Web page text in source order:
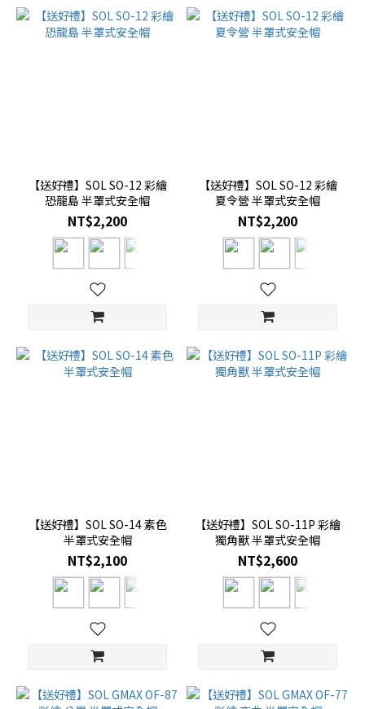
【送好禮】SOL SO-12 彩繪
恐龍島 半罩式安全帽
NT$2,200
【送好禮】SOL SO-12 彩繪
夏令營 半罩式安全帽
NT$2,200
【送好禮】SOL SO-14 素色
半罩式安全帽
NT$2,100
【送好禮】SOL SO-11P 彩繪
獨角獸 半罩式安全帽
NT$2,600